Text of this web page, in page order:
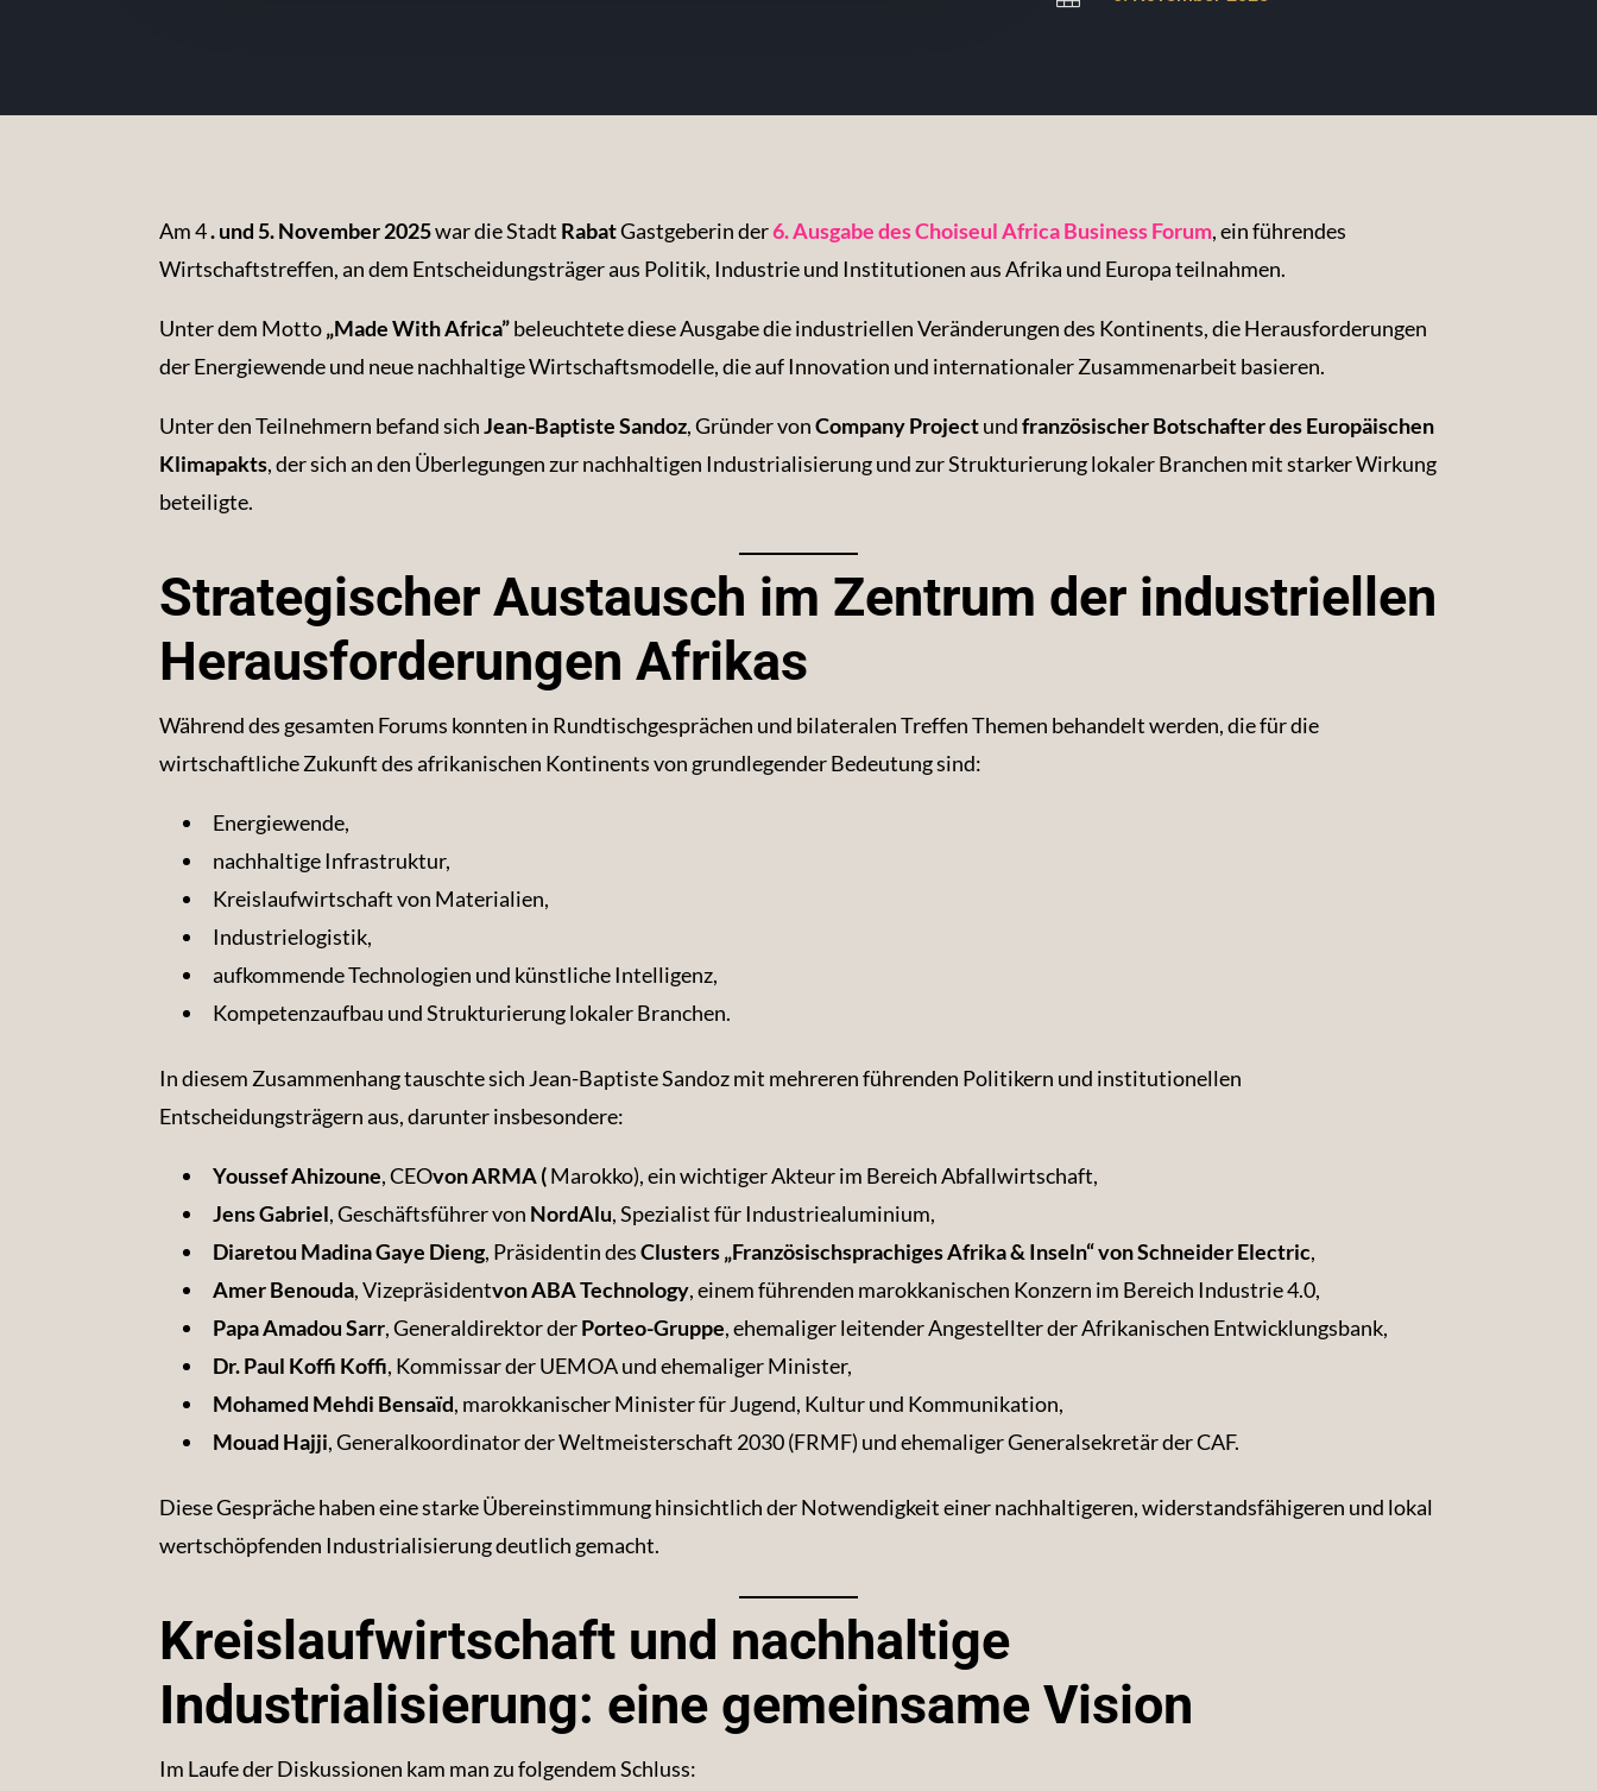
Am 4. und 5. November 2025war die Stadt RabatGastgeberin der6. Ausgabe des Choiseul Africa Business Forum, ein führendes
Wirtschaftstreffen, an dem Entscheidungsträger aus Politik, Industrie und Institutionen aus Afrika und Europa teilnahmen.
Unter dem Motto„Made With Africa”beleuchtete diese Ausgabe die industriellen Veränderungen des Kontinents, die Herausforderungen
der Energiewende und neue nachhaltige Wirtschaftsmodelle, die auf Innovation und internationaler Zusammenarbeit basieren.
Unter den Teilnehmern befand sichJean-Baptiste Sandoz, Gründer vonCompany Projectundfranzösischer Botschafter des Europäischen
Klimapakts, der sich an den Überlegungen zur nachhaltigen Industrialisierung und zur Strukturierung lokaler Branchen mit starker Wirkung
beteiligte.
Strategischer Austausch im Zentrum der industriellen
Herausforderungen Afrikas
Während des gesamten Forums konnten in Rundtischgesprächen und bilateralen Treffen Themen behandelt werden, die für die
wirtschaftliche Zukunft des afrikanischen Kontinents von grundlegender Bedeutung sind:
Energiewende,
nachhaltige Infrastruktur,
Kreislaufwirtschaft von Materialien,
Industrielogistik,
aufkommende Technologien und künstliche Intelligenz,
Kompetenzaufbau und Strukturierung lokaler Branchen.
In diesem Zusammenhang tauschte sich Jean-Baptiste Sandoz mit mehreren führenden Politikern und institutionellen
Entscheidungsträgern aus, darunter insbesondere:
Youssef Ahizoune, CEOvon ARMA (Marokko), ein wichtiger Akteur im Bereich Abfallwirtschaft,
Jens Gabriel, Geschäftsführer von NordAlu, Spezialist für Industriealuminium,
Diaretou Madina Gaye Dieng, Präsidentin desClusters „Französischsprachiges Afrika & Inseln“ von Schneider Electric,
Amer Benouda, Vizepräsidentvon ABA Technology, einem führenden marokkanischen Konzern im Bereich Industrie 4.0,
Papa Amadou Sarr, Generaldirektor derPorteo-Gruppe, ehemaliger leitender Angestellter der Afrikanischen Entwicklungsbank,
Dr. Paul Koffi Koffi, Kommissar der UEMOA und ehemaliger Minister,
Mohamed Mehdi Bensaïd, marokkanischer Minister für Jugend, Kultur und Kommunikation,
Mouad Hajji, Generalkoordinator der Weltmeisterschaft 2030 (FRMF) und ehemaliger Generalsekretär der CAF.
Diese Gespräche haben eine starke Übereinstimmung hinsichtlich der Notwendigkeit einer nachhaltigeren, widerstandsfähigeren und lokal
wertschöpfenden Industrialisierung deutlich gemacht.
Kreislaufwirtschaft und nachhaltige
Industrialisierung: eine gemeinsame Vision
Im Laufe der Diskussionen kam man zu folgendem Schluss: